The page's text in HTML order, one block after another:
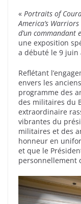
« Portraits of
America’s Warriors
d’un commandant
une exposition
a débuté le 9 juin
Reflétant
envers les
programme des
des militaires du
extraordinaire
vibrantes du
militaires et des
honneur en
et que le
personnellement